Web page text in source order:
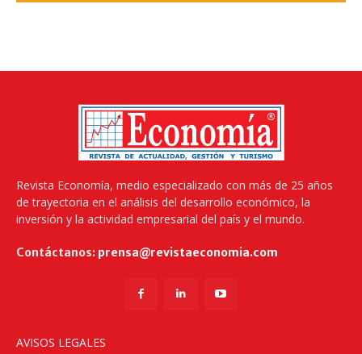
Revista Economía, medio especializado con más de 25 años
de trayectoria en el análisis del desarrollo económico, la
inversión y la actividad empresarial del país y el mundo.
Contáctanos: prensa@revistaeconomia.com
AVISOS LEGALES